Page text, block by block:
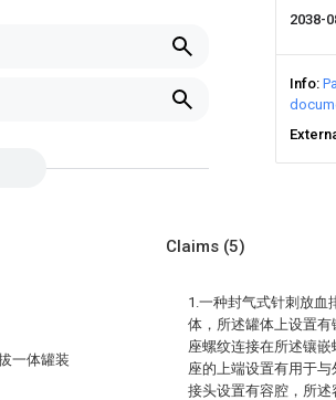
2038-
Info
一体罐装
Claims (5)
1.一种封气式针刺放血
体，所述罐体上设置
座螺纹连接在所述镶
座的上端设置有用于
接头设置有容腔，所